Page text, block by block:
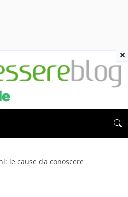
le cause da conoscere
×